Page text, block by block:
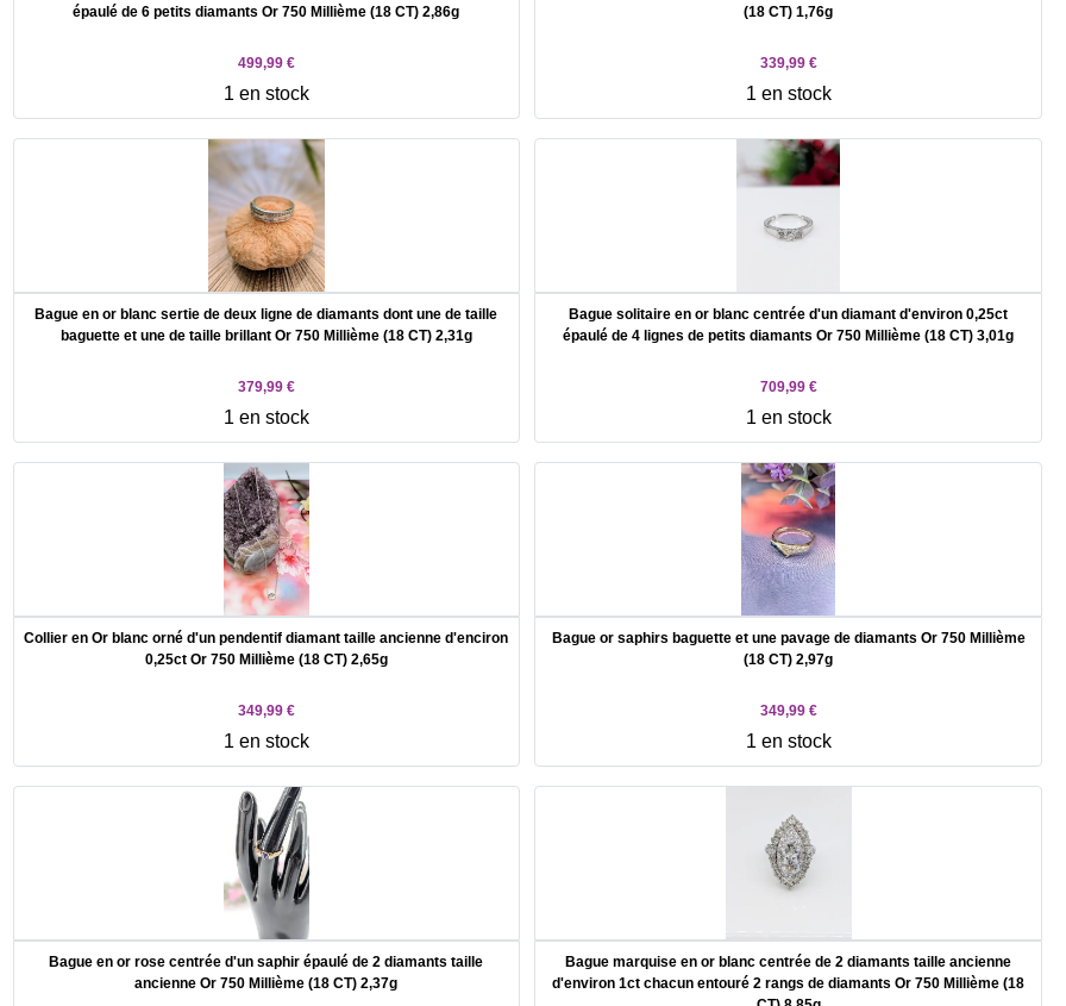
épaulé de 6 petits diamants Or 750 Millième (18 CT) 2,86g
499,99 €
1 en stock
(18 CT) 1,76g
339,99 €
1 en stock
Bague en or blanc sertie de deux ligne de diamants dont une de taille
baguette et une de taille brillant Or 750 Millième (18 CT) 2,31g
379,99 €
1 en stock
Bague solitaire en or blanc centrée d'un diamant d'environ 0,25ct
épaulé de 4 lignes de petits diamants Or 750 Millième (18 CT) 3,01g
709,99 €
1 en stock
Collier en Or blanc orné d'un pendentif diamant taille ancienne d'enciron
0,25ct Or 750 Millième (18 CT) 2,65g
349,99 €
1 en stock
Bague or saphirs baguette et une pavage de diamants Or 750 Millième
(18 CT) 2,97g
349,99 €
1 en stock
Bague en or rose centrée d'un saphir épaulé de 2 diamants taille
ancienne Or 750 Millième (18 CT) 2,37g
Bague marquise en or blanc centrée de 2 diamants taille ancienne
d'environ 1ct chacun entouré 2 rangs de diamants Or 750 Millième (18